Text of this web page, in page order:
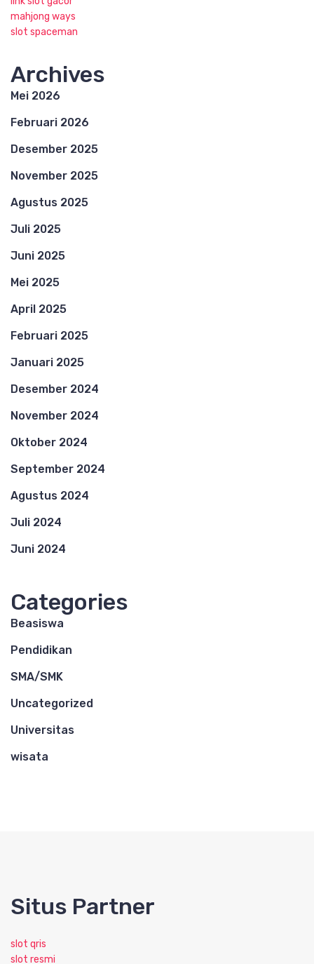
mahjong ways
slot spaceman
Archives
Mei 2026
Februari 2026
Desember 2025
November 2025
Agustus 2025
Juli 2025
Juni 2025
Mei 2025
April 2025
Februari 2025
Januari 2025
Desember 2024
November 2024
Oktober 2024
September 2024
Agustus 2024
Juli 2024
Juni 2024
Categories
Beasiswa
Pendidikan
SMA/SMK
Uncategorized
Universitas
wisata
Situs Partner
slot qris
slot resmi